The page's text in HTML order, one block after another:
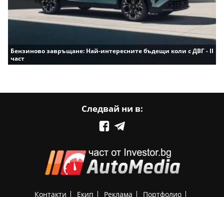
Бензиново завръщане: Най-интересните бъдещи коли с ДВГ - II
част
Следвай ни в:
Контакти Екип Реклама Портфолио